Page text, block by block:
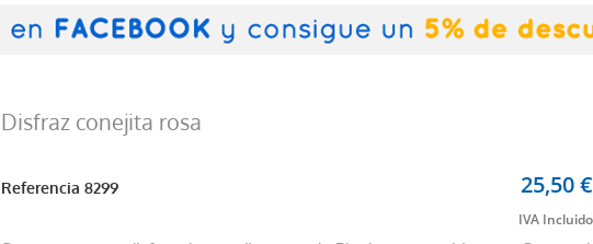
Disfraz conejita rosa
Referencia 8299 25,50 €